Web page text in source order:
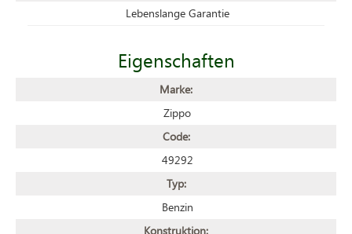
Lebenslange Garantie
Eigenschaften
Marke:
Zippo
Code:
49292
Typ:
Benzin
Konstruktion: